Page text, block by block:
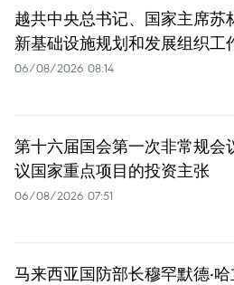
越共中央总书记、国家主席苏
新基础设施规划和发展组织工
06/08/2026 08:14
第十六届国会第一次非常规会
议国家重点项目的投资主张
06/08/2026 07:51
马来西亚国防部长穆罕默德·哈